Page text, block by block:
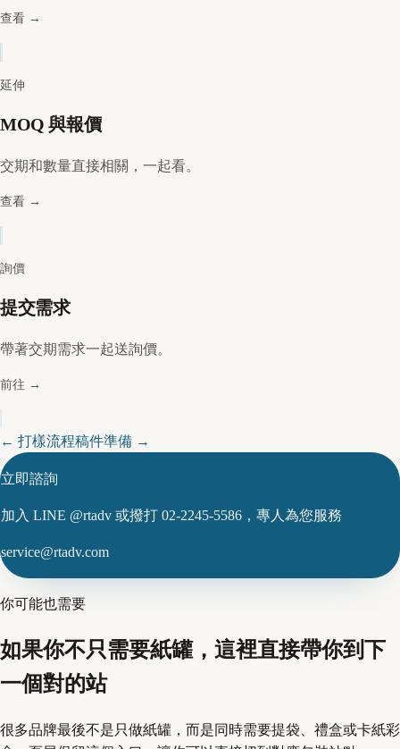
查看 →
延伸
MOQ 與報價
交期和數量直接相關，一起看。
查看 →
詢價
提交需求
帶著交期需求一起送詢價。
前往 →
← 打樣流程稿件準備 →
立即諮詢
加入 LINE @rtadv 或撥打 02-2245-5586，專人為您服務
service@rtadv.com
你可能也需要
如果你不只需要紙罐，這裡直接帶你到下
一個對的站
很多品牌最後不是只做紙罐，而是同時需要提袋、禮盒或卡紙彩